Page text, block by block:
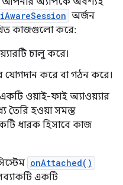
অর্জন
কাজগুলো করে:
চালু করে।
যোগদান করে বা গঠন করে।
ওয়াই-ফাই অ্যাওয়্যার
তৈরি হওয়া সমস্ত
ধারক হিসাবে কাজ
onAttached()
একটি